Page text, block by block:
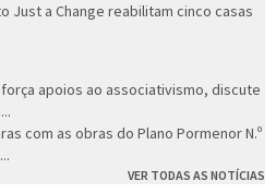
Just a Change reabilitam cinco casas
apoios ao associativismo, discute
com as obras do Plano Pormenor N.º
VER TODAS AS NOTÍCIAS